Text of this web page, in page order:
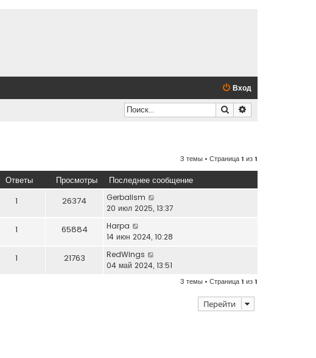
Вход
Поиск
3 темы • Страница1 из1
Ответы Просмотры Последнее сообщение
1 26374
Gerbalism
20 июл 2025, 13:37
1 65884
Harpa
14 июн 2024, 10:28
1 21763
RedWings
04 май 2024, 13:51
3 темы • Страница1 из1
Перейти